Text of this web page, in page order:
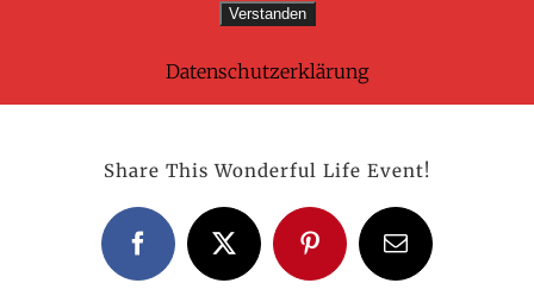
Share This Wonderful Life Event!
FacebookX PinterestE-
Mail
Verstanden
Datenschutzerklärung